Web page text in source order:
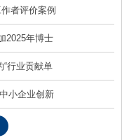
新生态
者评价案例
2025年博士
行业贡献单
小企业创新